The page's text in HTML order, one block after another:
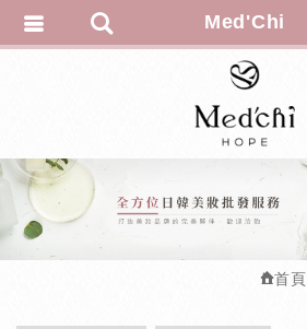
首頁
Med'Chi
會員登入
會員註冊
忘記密碼
-追蹤清單
匯款通知